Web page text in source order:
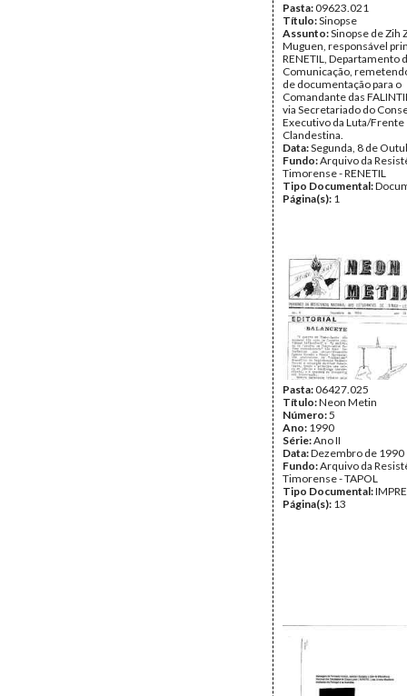
Pasta:09623.021
Título:Sinopse
Assunto:Sinopse de Zih
Muguen, responsável
RENETIL, Departamento
Comunicação,
de documentação para o
Comandante das
via Secretariado do
Executivo da Luta/Frente
Clandestina.
Data:Segunda, 8 de
Fundo:Arquivo da
Timorense - RENETIL
Tipo Documental:
Página(s): 1
Pasta:06427.025
Título:Neon Metin
Número:5
Ano: 1990
Série:Ano II
Data:Dezembro de 1990
Fundo:Arquivo da
Timorense - TAPOL
Tipo Documental:
Página(s): 13